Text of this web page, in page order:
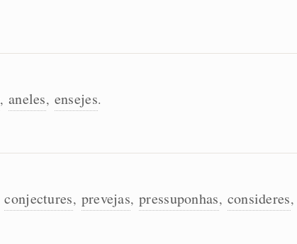
, aneles, ensejes.
conjectures, prevejas, pressuponhas, consideres,